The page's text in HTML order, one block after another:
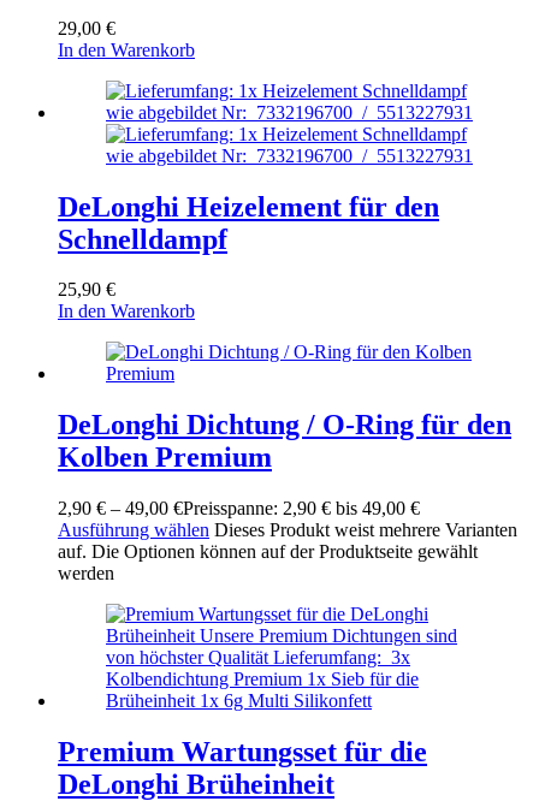
29,00 €
In den Warenkorb
DeLonghi Heizelement für den
Schnelldampf
25,90 €
In den Warenkorb
DeLonghi Dichtung / O-Ring für den
Kolben Premium
2,90 € – 49,00 €Preisspanne: 2,90 € bis 49,00 €
Ausführung wählen Dieses Produkt weist mehrere Varianten
auf. Die Optionen können auf der Produktseite gewählt
werden
Premium Wartungsset für die
DeLonghi Brüheinheit